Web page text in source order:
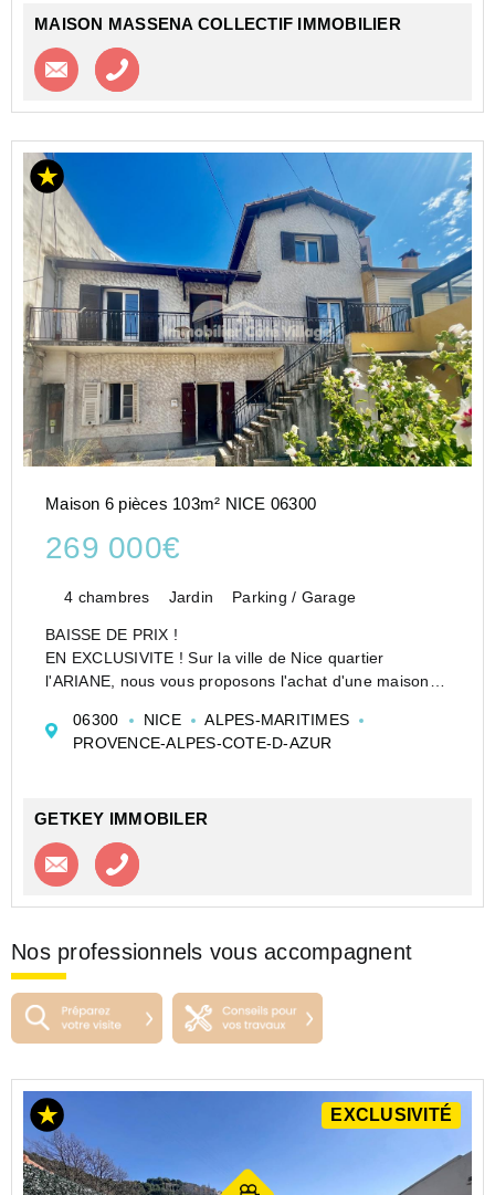
MAISON MASSENA COLLECTIF IMMOBILIER
Contacter l'agence
Maison 6 pièces 103m² NICE 06300
269 000€
4 chambres Jardin Parking / Garage
BAISSE DE PRIX !
EN EXCLUSIVITE ! Sur la ville de Nice quartier
l'ARIANE, nous vous proposons l'achat d'une maison
chaussée, un appartement 2 pièces de 28m2 à
rénover. A l'étage supérieur...
06300 NICE
ALPES-MARITIMES
PROVENCE-ALPES-COTE-D-AZUR
GETKEY IMMOBILER
Contacter l'agence
Nos professionnels vous accompagnent
EXCLUSIVITÉ